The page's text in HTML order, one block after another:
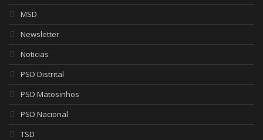
MSD
Newsletter
Noticias
PSD Distrital
PSD Matosinhos
PSD Nacional
TSD